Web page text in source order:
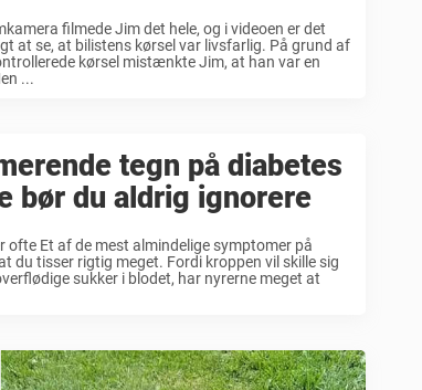
filmede Jim det hele, og i videoen er det
at se, at bilistens kørsel var livsfarlig. På grund af
kørsel mistænkte Jim, at han var en
...
tegn på diabetes
bør du aldrig ignorere
ofte Et af de mest almindelige symptomer på
du tisser rigtig meget. Fordi kroppen vil skille sig
sukker i blodet, har nyrerne meget at